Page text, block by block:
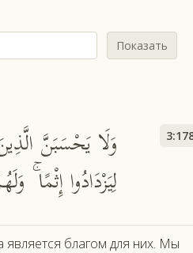
Показать
وَلَا يَحْسَبَنَّ
لِيَزْدَادُوا إِثْمًا
благом для них. Мы